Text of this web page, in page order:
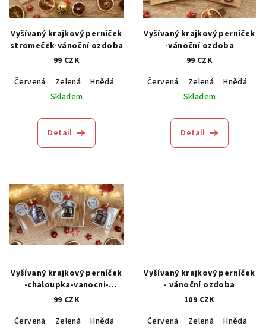
Vyšívaný krajkový perníček
stromeček-vánoční ozdoba
99 CZK
Červená
Zelená Hnědá
Modrá
Skladem
Detail
Vyšívaný krajkový perníček
-vánoční ozdoba
99 CZK
Červená
Zelená Hnědá
Skladem
Detail
Vyšívaný krajkový perníček
-chaloupka-vanocni-
ozdoba
99 CZK
Červená
Zelená Hnědá
Modrá
Vyšívaný krajkový perníček
- vánoční ozdoba
109 CZK
Červená
Zelená Hnědá